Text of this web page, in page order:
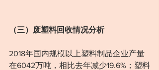
（三）废塑料回收情况分析
2018年国内规模以上塑料制品企业产量
在6042万吨，相比去年减少19.6%；塑料